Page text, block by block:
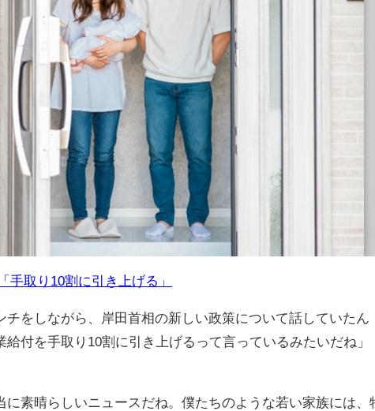
手取り10割に引き上げる」
をしながら、岸田首相の新しい政策について話していたん
付を手取り10割に引き上げるって言っているみたいだね」
素晴らしいニュースだね。僕たちのような若い家族には、